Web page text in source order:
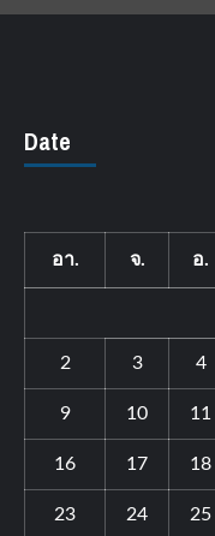
Date
อา. จ. อ.
2 3 4
9 10 11
16 17 18
23 24 25